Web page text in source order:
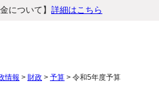
について】 詳細はこちら
情報 > 財政 > 予算 > 令和5年度予算